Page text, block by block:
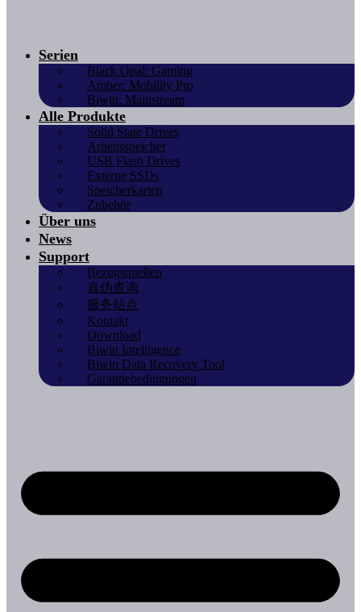
Serien
Black Opal: Gaming
Amber: Mobility Pro
Biwin: Mainstream
Alle Produkte
Solid State Drives
Arbeitsspeicher
USB Flash Drives
Externe SSDs
Speicherkarten
Zubehör
Über uns
News
Support
Bezugsquellen
真伪查询
服务站点
Kontakt
Download
Biwin Intelligence
Biwin Data Recovery Tool
Garantiebedingungen